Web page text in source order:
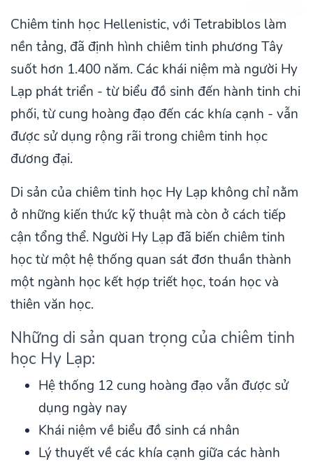
Chiêm tinh học Hellenistic, với Tetrabiblos làm
nền tảng, đã định hình chiêm tinh phương Tây
suốt hơn 1.400 năm. Các khái niệm mà người Hy
Lạp phát triển - từ biểu đồ sinh đến hành tinh chi
phối, từ cung hoàng đạo đến các khía cạnh - vẫn
được sử dụng rộng rãi trong chiêm tinh học
đương đại.
Di sản của chiêm tinh học Hy Lạp không chỉ nằm
ở những kiến thức kỹ thuật mà còn ở cách tiếp
cận tổng thể. Người Hy Lạp đã biến chiêm tinh
học từ một hệ thống quan sát đơn thuần thành
một ngành học kết hợp triết học, toán học và
thiên văn học.
Những di sản quan trọng của chiêm tinh
học Hy Lạp:
Hệ thống 12 cung hoàng đạo vẫn được sử
dụng ngày nay
Khái niệm về biểu đồ sinh cá nhân
Lý thuyết về các khía cạnh giữa các hành